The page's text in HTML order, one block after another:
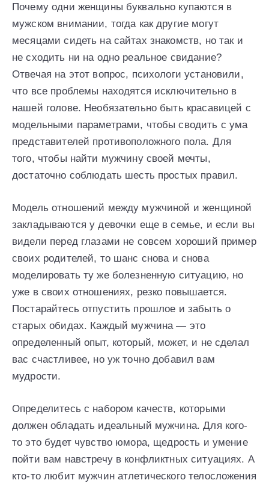
Почему одни женщины буквально купаются в
мужском внимании, тогда как другие могут
месяцами сидеть на сайтах знакомств, но так и
не сходить ни на одно реальное свидание?
Отвечая на этот вопрос, психологи установили,
что все проблемы находятся исключительно в
нашей голове. Необязательно быть красавицей с
модельными параметрами, чтобы сводить с ума
представителей противоположного пола. Для
того, чтобы найти мужчину своей мечты,
достаточно соблюдать шесть простых правил.
Модель отношений между мужчиной и женщиной
закладываются у девочки еще в семье, и если вы
видели перед глазами не совсем хороший пример
своих родителей, то шанс снова и снова
моделировать ту же болезненную ситуацию, но
уже в своих отношениях, резко повышается.
Постарайтесь отпустить прошлое и забыть о
старых обидах. Каждый мужчина — это
определенный опыт, который, может, и не сделал
вас счастливее, но уж точно добавил вам
мудрости.
Определитесь с набором качеств, которыми
должен обладать идеальный мужчина. Для кого-
то это будет чувство юмора, щедрость и умение
пойти вам навстречу в конфликтных ситуациях. А
кто-то любит мужчин атлетического телосложения